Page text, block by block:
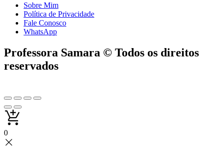
Sobre Mim
Política de Privacidade
Fale Conosco
WhatsApp
Professora Samara © Todos os direitos
reservados
0